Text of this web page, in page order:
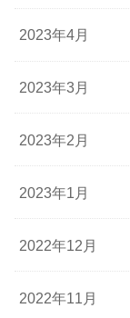
2023年4月
2023年3月
2023年2月
2023年1月
2022年12月
2022年11月